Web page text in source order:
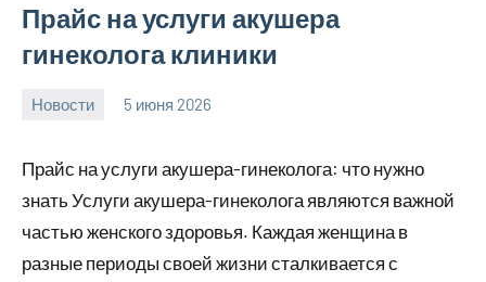
Прайс на услуги акушера
гинеколога клиники
Новости 5 июня 2026
Прайс на услуги акушера-гинеколога: что нужно
знать Услуги акушера-гинеколога являются важной
частью женского здоровья. Каждая женщина в
разные периоды своей жизни сталкивается с